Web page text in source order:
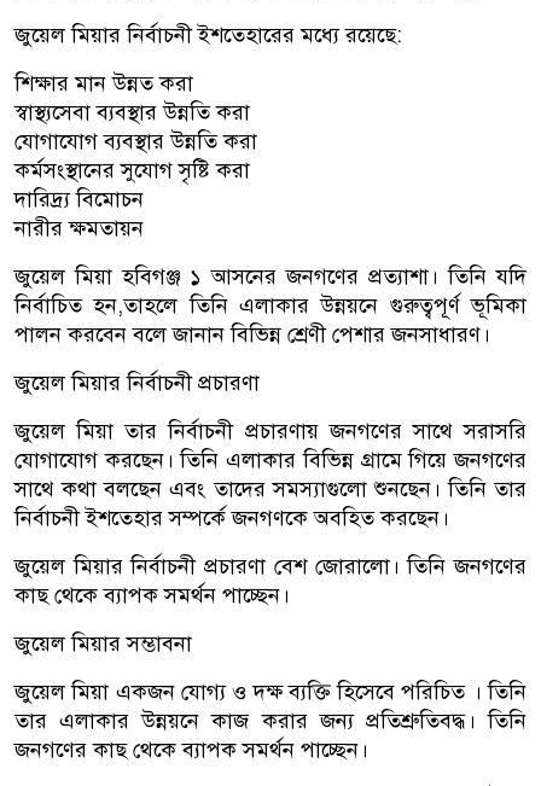
জুয়েল মিয়ার নির্বাচনী ইশতেহারের মধ্যে রয়েছে:
শিক্ষার মান উন্নত করা
স্বাস্থ্যসেবা ব্যবস্থার উন্নতি করা
যোগাযোগ ব্যবস্থার উন্নতি করা
কর্মসংস্থানের সুযোগ সৃষ্টি করা
দারিদ্র্য বিমোচন
নারীর ক্ষমতায়ন
জুয়েল মিয়া হবিগঞ্জ ১ আসনের জনগণের প্রত্যাশা। তিনি যদি
নির্বাচিত হন,তাহলে তিনি এলাকার উন্নয়নে গুরুত্বপূর্ণ ভূমিকা
পালন করবেন বলে জানান বিভিন্ন শ্রেণী পেশার জনসাধারণ।
জুয়েল মিয়ার নির্বাচনী প্রচারণা
জুয়েল মিয়া তার নির্বাচনী প্রচারণায় জনগণের সাথে সরাসরি
যোগাযোগ করছেন। তিনি এলাকার বিভিন্ন গ্রামে গিয়ে জনগণের
সাথে কথা বলছেন এবং তাদের সমস্যাগুলো শুনছেন। তিনি তার
নির্বাচনী ইশতেহার সম্পর্কে জনগণকে অবহিত করছেন।
জুয়েল মিয়ার নির্বাচনী প্রচারণা বেশ জোরালো। তিনি জনগণের
কাছ থেকে ব্যাপক সমর্থন পাচ্ছেন।
জুয়েল মিয়ার সম্ভাবনা
জুয়েল মিয়া একজন যোগ্য ও দক্ষ ব্যক্তি হিসেবে পরিচিত । তিনি
তার এলাকার উন্নয়নে কাজ করার জন্য প্রতিশ্রুতিবদ্ধ। তিনি
জনগণের কাছ থেকে ব্যাপক সমর্থন পাচ্ছেন।